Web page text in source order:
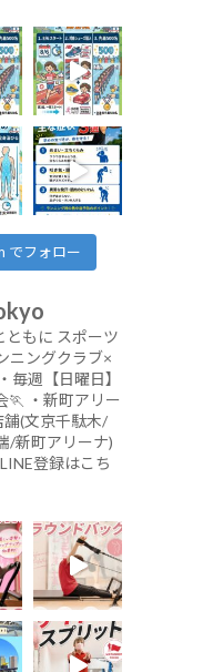
でフォロー
ともに スポーツ
ニングクラブ×
・毎週【日曜日】
🏃 ・新町アリー
舗(文京千駄木/
/新町アリーナ)
登録はこち